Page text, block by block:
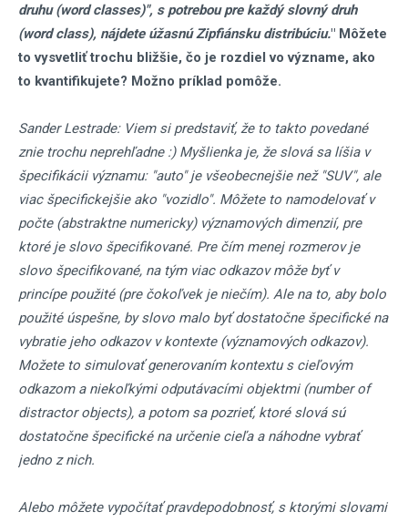
druhu (word classes)", s potrebou pre každý slovný druh
(word class), nájdete úžasnú Zipfiánsku distribúciu." Môžete
to vysvetliť trochu bližšie, čo je rozdiel vo význame, ako
to kvantifikujete? Možno príklad pomôže.
Sander Lestrade: Viem si predstaviť, že to takto povedané
znie trochu neprehľadne :) Myšlienka je, že slová sa líšia v
špecifikácii významu: "auto" je všeobecnejšie než "SUV", ale
viac špecifickejšie ako "vozidlo". Môžete to namodelovať v
počte (abstraktne numericky) významových dimenzií, pre
ktoré je slovo špecifikované. Pre čím menej rozmerov je
slovo špecifikované, na tým viac odkazov môže byť v
princípe použité (pre čokoľvek je niečím). Ale na to, aby bolo
použité úspešne, by slovo malo byť dostatočne špecifické na
vybratie jeho odkazov v kontexte (významových odkazov).
Možete to simulovať generovaním kontextu s cieľovým
odkazom a niekoľkými odputávacími objektmi (number of
distractor objects), a potom sa pozrieť, ktoré slová sú
dostatočne špecifické na určenie cieľa a náhodne vybrať
jedno z nich.
Alebo môžete vypočítať pravdepodobnosť, s ktorými slovami